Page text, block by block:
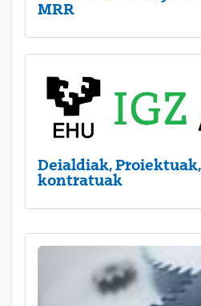
MRR
Deialdiak,
kontratuak